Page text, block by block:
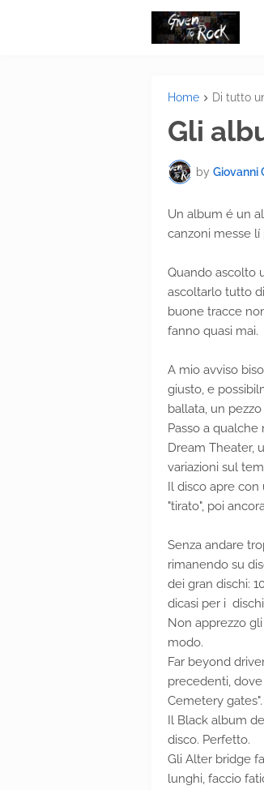
Home Di tutto
Gli
by Giovanni
Un album é un
canzoni messe
Quando ascolto
ascoltarlo tutto
buone tracce
fanno quasi mai.
A mio avviso
giusto, e
ballata, un
Passo a
Dream Theater,
variazioni sul
Il disco apre
"tirato", poi
Senza andare
rimanendo su
dei gran dischi:
dicasi per i
Non apprezzo
modo.
Far beyond
precedenti,
Cemetery gates".
Il Black album
disco. Perfetto.
Gli Alter bridge
lunghi, faccio